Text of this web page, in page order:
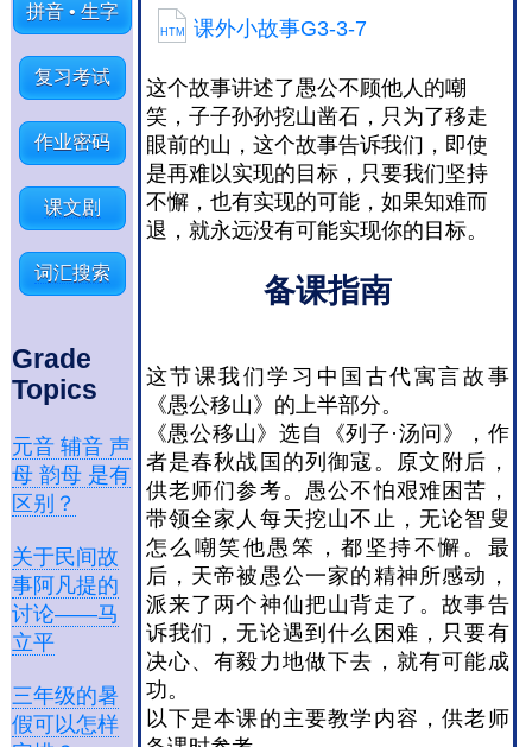
拼音 • 生字
复习考试
作业密码
课文剧
词汇搜索
Grade
Topics
元音 辅音 声
母 韵母 是有
区别？
关于民间故
事阿凡提的
讨论——马
立平
三年级的暑
假可以怎样
HTM 课外小故事G3-3-7
这个故事讲述了愚公不顾他人的嘲
笑，子子孙孙挖山凿石，只为了移走
眼前的山，这个故事告诉我们，即使
是再难以实现的目标，只要我们坚持
不懈，也有实现的可能，如果知难而
退，就永远没有可能实现你的目标。
备课指南
这节课我们学习中国古代寓言故事
《愚公移山》的上半部分。
《愚公移山》选自《列子·汤问》，作
者是春秋战国的列御寇。原文附后，
供老师们参考。愚公不怕艰难困苦，
带领全家人每天挖山不止，无论智叟
怎么嘲笑他愚笨，都坚持不懈。最
后，天帝被愚公一家的精神所感动，
派来了两个神仙把山背走了。故事告
诉我们，无论遇到什么困难，只要有
决心、有毅力地做下去，就有可能成
功。
以下是本课的主要教学内容，供老师